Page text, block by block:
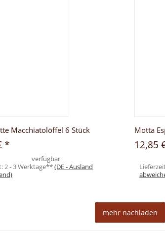
Macchiatolöffel 6 Stück
*
verfügbar
2 - 3 Werktage**(DE - Ausland
Motta
12,85
mehr nachladen